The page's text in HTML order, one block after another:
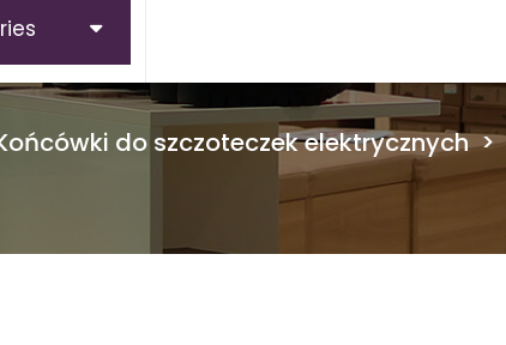
do szczoteczek elektrycznych>